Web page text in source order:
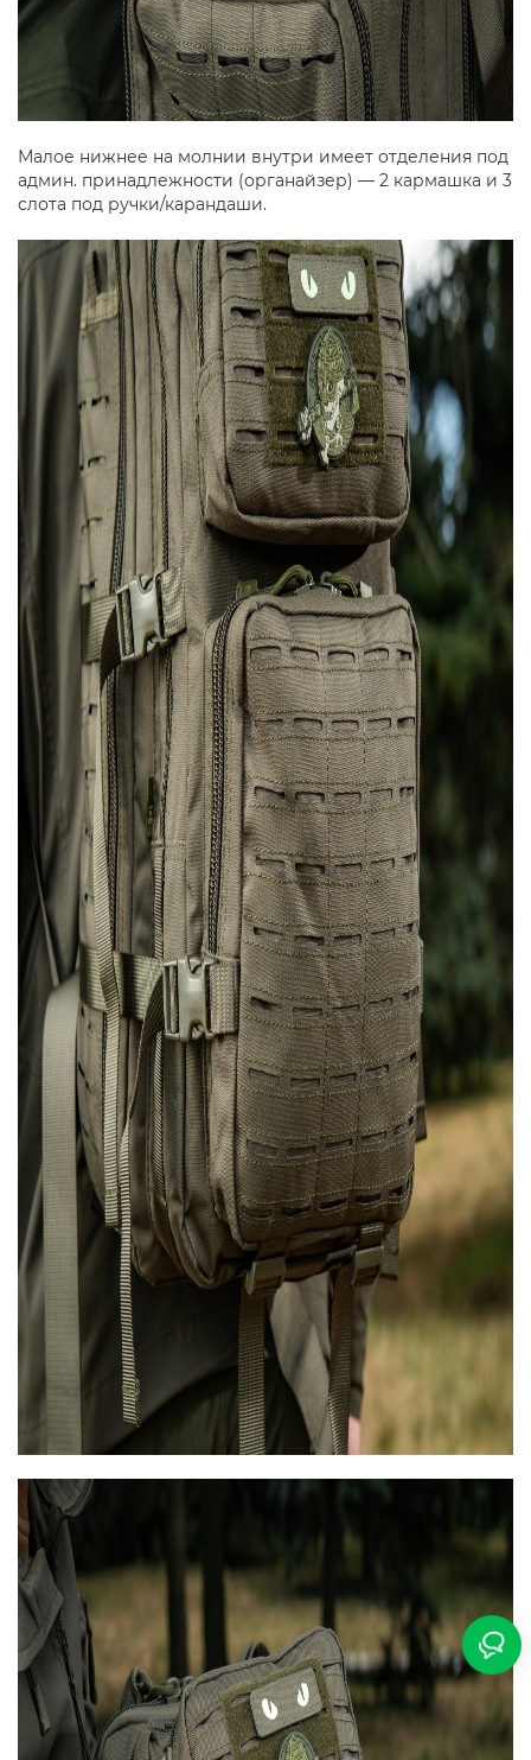
Малое нижнее на молнии внутри имеет отделения под
админ. принадлежности (органайзер) — 2 кармашка и 3
слота под ручки/карандаши.